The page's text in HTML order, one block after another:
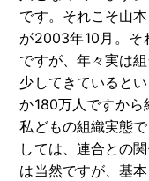
です。それこそ山
が2003年10月。そ
ですが、年々実は
少してきていると
か180万人ですから
私どもの組織実態
しては、連合との
は当然ですが、基